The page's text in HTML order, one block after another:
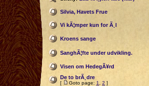
Silvia, Havets Frue
Vi kÃ¦mper kun for Ã¸l
Kroens sange
SanghÃ¦fte under udvikling.
Visen om HedegÃ¥rd
De to brÃ¸dre
[ Goto page: 1 2 ]